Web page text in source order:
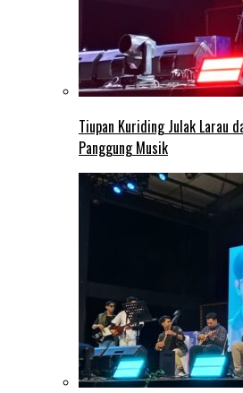
Tiupan Kuriding Julak Larau
Panggung Musik